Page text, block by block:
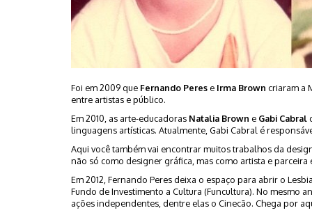
Foi em 2009 que Fernando Peres e Irma Brown criaram a
entre artistas e público.
Em 2010, as arte-educadoras Natalia Brown e Gabi Cabral
linguagens artísticas. Atualmente, Gabi Cabral é
Aqui você também vai encontrar muitos trabalhos da
não só como designer gráfica, mas como artista e parceira
Em 2012, Fernando Peres deixa o espaço para abrir o
Fundo de Investimento a Cultura (Funcultura). No mesmo
ações independentes, dentre elas o Cinecão. Chega por